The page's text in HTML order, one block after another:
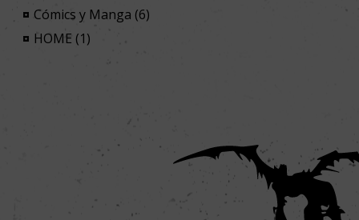
Cómics y Manga (6)
HOME (1)